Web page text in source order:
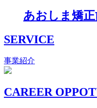
あおしま矯
SERVICE
事業紹介
CAREER